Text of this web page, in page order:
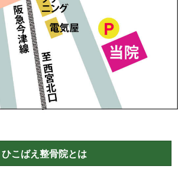
ひこばえ整骨院とは